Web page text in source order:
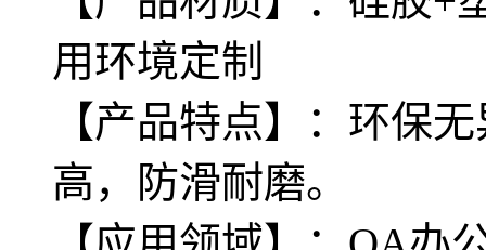
用环境定制
【产品特点】：环保
高，防滑耐磨。